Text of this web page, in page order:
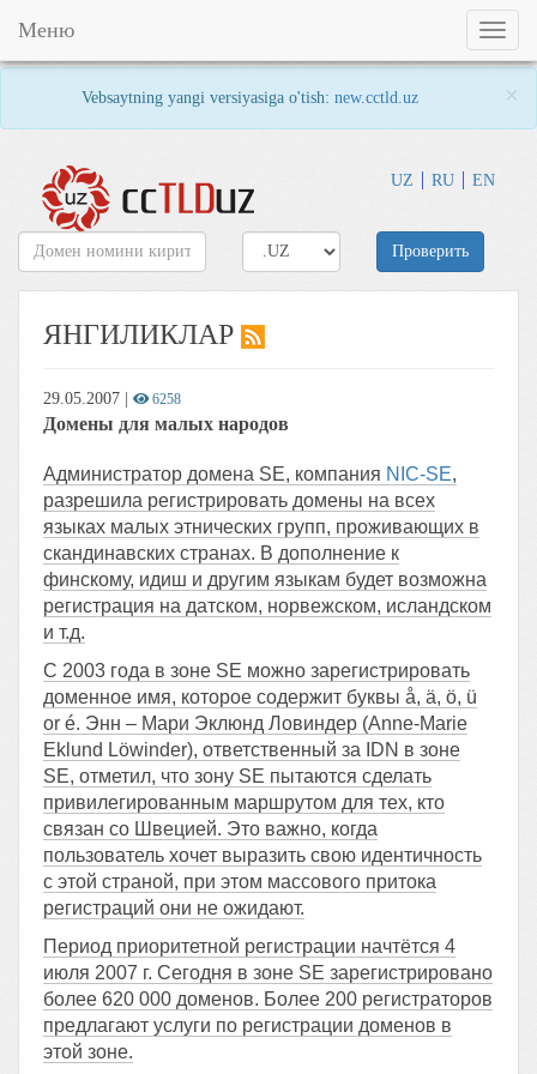
Vebsaytning yangi versiyasiga o'tish: new.cctld.uz ×
UZ RU EN
Toggle
Меню
Проверить
ЯНГИЛИКЛАР
29.05.2007 6258
Домены для малых народов
Администратор домена SE, компания NIC-SE,
разрешила регистрировать домены на всех
языках малых этнических групп, проживающих в
скандинавских странах. В дополнение к
финскому, идиш и другим языкам будет возможна
регистрация на датском, норвежском, исландском
и т.д.
С 2003 года в зоне SE можно зарегистрировать
доменное имя, которое содержит буквы å, ä, ö, ü
or é. Энн – Мари Эклюнд Ловиндер (Anne-Marie
Eklund Löwinder), ответственный за IDN в зоне
SE, отметил, что зону SE пытаются сделать
привилегированным маршрутом для тех, кто
связан со Швецией. Это важно, когда
пользователь хочет выразить свою идентичность
с этой страной, при этом массового притока
регистраций они не ожидают.
Период приоритетной регистрации начтётся 4
июля 2007 г. Сегодня в зоне SE зарегистрировано
более 620 000 доменов. Более 200 регистраторов
предлагают услуги по регистрации доменов в
этой зоне.